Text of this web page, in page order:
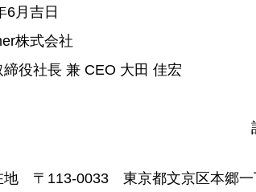
6月吉日
株式会社
締役社長 兼 CEO 大田 佳宏
地　〒113-0033　東京都文京区本郷